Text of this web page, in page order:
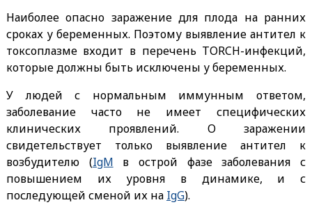
Наиболее опасно заражение для плода на ранних
сроках у беременных. Поэтому выявление антител к
токсоплазме входит в перечень TORCH-инфекций,
которые должны быть исключены у беременных.
У людей с нормальным иммунным ответом,
заболевание часто не имеет специфических
клинических проявлений. О заражении
свидетельствует только выявление антител к
возбудителю (IgM в острой фазе заболевания с
повышением их уровня в динамике, и с
последующей сменой их на IgG).